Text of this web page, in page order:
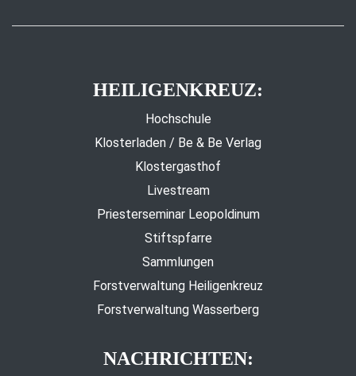
HEILIGENKREUZ:
Hochschule
Klosterladen / Be & Be Verlag
Klostergasthof
Livestream
Priesterseminar Leopoldinum
Stiftspfarre
Sammlungen
Forstverwaltung Heiligenkreuz
Forstverwaltung Wasserberg
NACHRICHTEN: